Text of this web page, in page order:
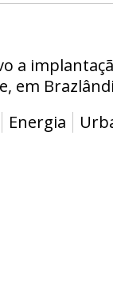
a
em
Energia